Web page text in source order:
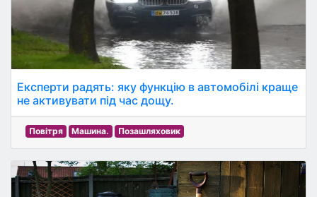
Експерти радять: яку функцію в автомобілі краще
не активувати під час дощу.
Повітря Машина. Позашляховик